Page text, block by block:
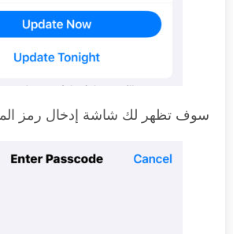
سوف تظهر لك شاشة إدخال رمز